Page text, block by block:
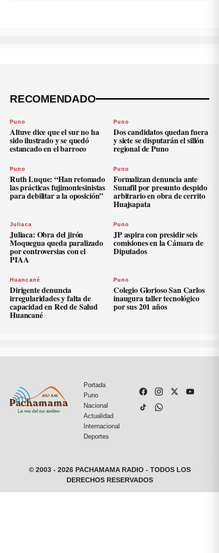
RECOMENDADO
Puno
Altuve dice que el sur no ha
sido ilustrado y se quedó
estancado en el barroco
Puno
Dos candidatos quedan fuera
y siete se disputarán el sillón
regional de Puno
Puno
Ruth Luque: “Han retomado
las prácticas fujimontesinistas
para debilitar a la oposición”
Puno
Formalizan denuncia ante
Sunafil por presunto despido
arbitrario en obra de cerrito
Huajsapata
Juliaca
Juliaca: Obra del jirón
Moquegua queda paralizado
por controversias con el
PIAA
Puno
JP aspira con presidir seis
comisiones en la Cámara de
Diputados
Huancané
Dirigente denuncia
irregularidades y falta de
capacidad en Red de Salud
Huancané
Puno
Colegio Glorioso San Carlos
inaugura taller tecnológico
por sus 201 años
Portada
Puno
Nacional
Actualidad
Internacional
Deportes
© 2003 - 2026 PACHAMAMA RADIO - TODOS LOS
DERECHOS RESERVADOS